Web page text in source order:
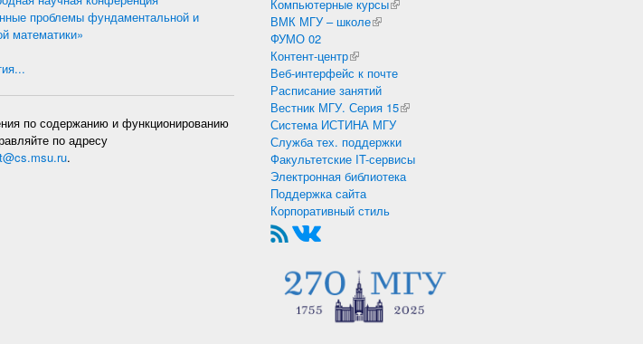
проблемы фундаментальной и
математики»
по содержанию и функционированию
по адресу
.
Компьютерные курсы(внешняя ссылка)
ВМК МГУ – школе(внешняя ссылка)
ФУМО 02
Контент-центр(внешняя ссылка)
Веб-интерфейс к почте
Расписание занятий
Вестник МГУ. Серия 15(внешняя ссылка)
Система ИСТИНА МГУ
Служба тех. поддержки
Факультетские IT-сервисы
Электронная библиотека
Поддержка сайта
Корпоративный стиль